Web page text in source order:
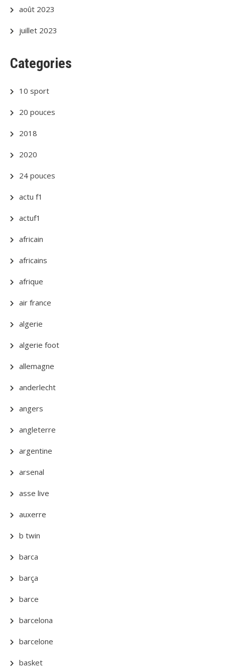
août 2023
juillet 2023
Categories
10 sport
20 pouces
2018
2020
24 pouces
actu f1
actuf1
africain
africains
afrique
air france
algerie
algerie foot
allemagne
anderlecht
angers
angleterre
argentine
arsenal
asse live
auxerre
b twin
barca
barça
barce
barcelona
barcelone
basket